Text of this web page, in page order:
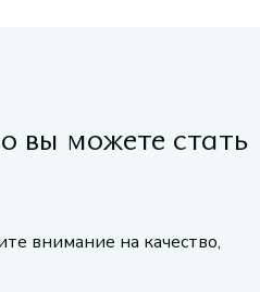
вы можете стать
внимание на качество,